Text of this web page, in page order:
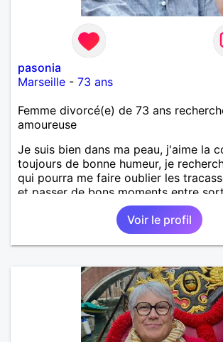
pasonia
Marseille - 73 ans
Femme divorcé(e) de 73 ans
amoureuse
Je suis bien dans ma peau, j'aime la
toujours de bonne humeur, je
qui pourra me faire oublier les
et passer de bons moments entre
bien d'autres choses encore, à bientôt
Voir le profil